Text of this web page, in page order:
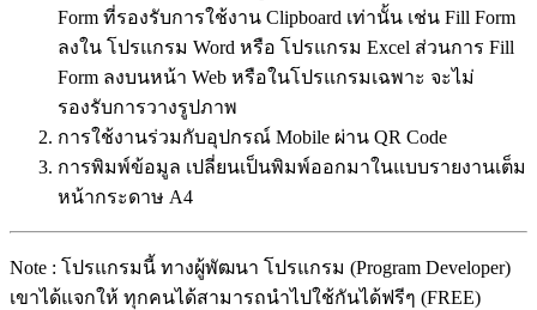
Form ที่รองรับการใช้งาน Clipboard เท่านั้น เช่น Fill Form
ลงใน โปรแกรม Word หรือ โปรแกรม Excel ส่วนการ Fill
Form ลงบนหน้า Web หรือในโปรแกรมเฉพาะ จะไม่
รองรับการวางรูปภาพ
การใช้งานร่วมกับอุปกรณ์ Mobile ผ่าน QR Code
การพิมพ์ข้อมูล เปลี่ยนเป็นพิมพ์ออกมาในแบบรายงานเต็ม
หน้ากระดาษ A4
Note : โปรแกรมนี้ ทางผู้พัฒนา โปรแกรม (Program Developer)
เขาได้แจกให้ ทุกคนได้สามารถนำไปใช้กันได้ฟรีๆ (FREE)